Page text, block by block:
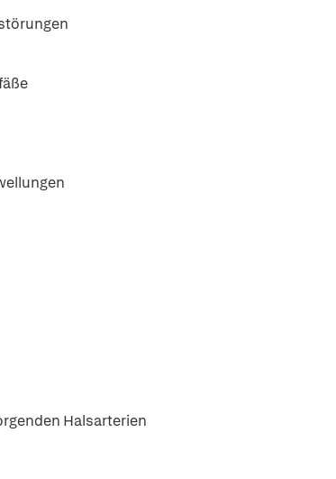
Halsarterien